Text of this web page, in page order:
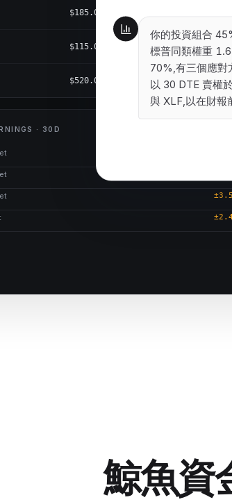
$185.00
$115.00 25 $2,875.00
$520.00 15 $7,800.00
· 30D
你的投資組合
標普同類權重
70%,有三個應對
以 30 DTE 賣權
與 XLF,以在財報
鯨魚資